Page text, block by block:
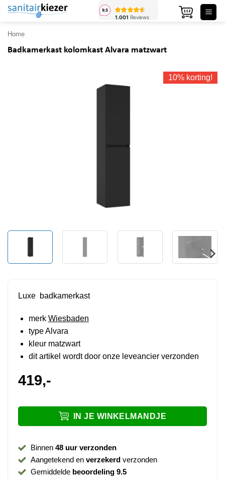
Ga
inhoud
Home
Badkamerkast kolomkast Alvara matzwart
10% korting!
Luxe badkamerkast
merk Wiesbaden
type Alvara
kleur matzwart
dit artikel wordt door onze leveancier verzonden
419,-
IN JE WINKELMANDJE
Binnen 48 uur verzonden
Aangetekend en verzekerdverzonden
Gemiddelde beoordeling 9.5